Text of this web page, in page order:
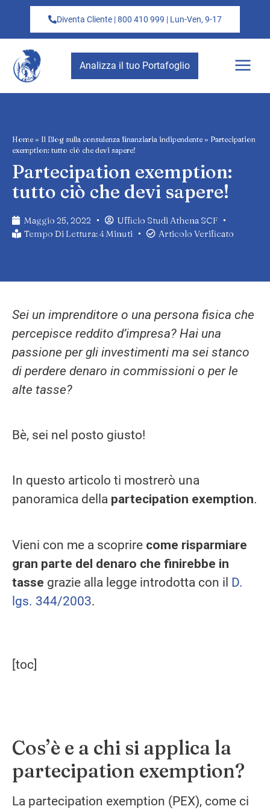
Diventa Cliente | 800 410 999 | Lun-Ven, 9-17
Analizza il tuo Portafoglio
Home » Il Blog sulla consulenza finanziaria indipendente » Partecipation
exemption: tutto ciò che devi sapere!
Partecipation exemption:
tutto ciò che devi sapere!
Maggio 25, 2022
Ufficio Studi Athena SCF
Tempo Di Lettura: 4 Minuti
Articolo Verificato
Sei un imprenditore o una persona fisica che
percepisce reddito d’impresa? Hai una
passione per gli investimenti ma sei stanco
di perdere denaro in commissioni o per le
alte tasse?
Bè, sei nel posto giusto!
In questo articolo ti mostrerò una
panoramica della partecipation exemption.
Vieni con me a scoprire come risparmiare
gran parte del denaro che finirebbe in
tasse grazie alla legge introdotta con il D.
lgs. 344/2003.
[toc]
Cos’è e a chi si applica la
partecipation exemption?
La partecipation exemption (PEX), come ci